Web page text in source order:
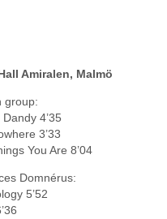
Amiralen, Malmö
group:
4’35
3’33
You Are 8’04
Domnérus:
5’52